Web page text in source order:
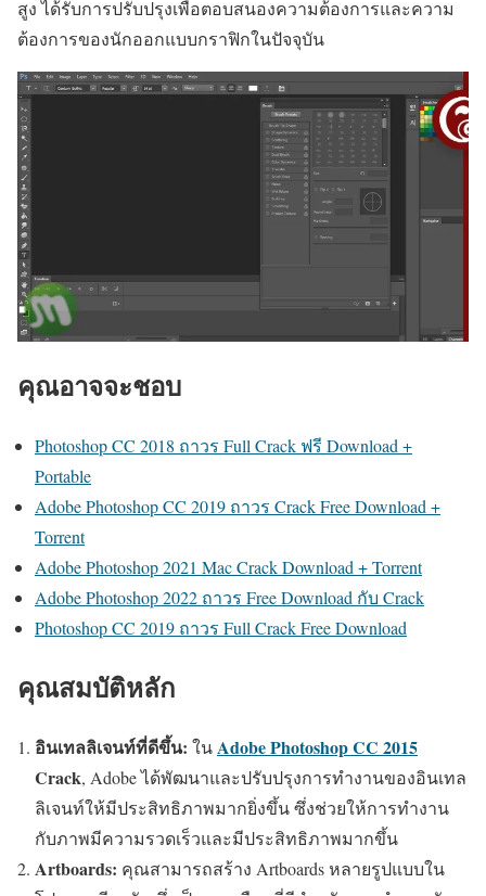
สูง ได้รับการปรับปรุงเพื่อตอบสนองความต้องการและความ
ต้องการของนักออกแบบกราฟิกในปัจจุบัน
คุณอาจจะชอบ
Photoshop CC 2018 ถาวร Full Crack ฟรี Download +
Portable
Adobe Photoshop CC 2019 ถาวร Crack Free Download +
Torrent
Adobe Photoshop 2021 Mac Crack Download + Torrent
Adobe Photoshop 2022 ถาวร Free Download กับ Crack
Photoshop CC 2019 ถาวร Full Crack Free Download
คุณสมบัติหลัก
อินเทลลิเจนท์ที่ดีขึ้น: ในAdobe Photoshop CC 2015
Crack, Adobe ได้พัฒนาและปรับปรุงการทำงานของอินเทล
ลิเจนท์ให้มีประสิทธิภาพมากยิ่งขึ้น ซึ่งช่วยให้การทำงาน
กับภาพมีความรวดเร็วและมีประสิทธิภาพมากขึ้น
Artboards: คุณสามารถสร้าง Artboards หลายรูปแบบใน